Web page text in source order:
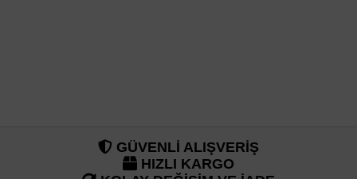
GÜVENLİ ALIŞVERİŞ
HIZLI KARGO